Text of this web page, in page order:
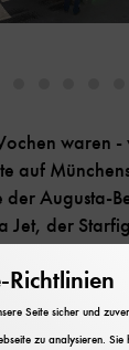
waren -
auf
Augusta-
Jet, der
Ju 52
die
wieder
Richtlinien
Seite sicher und
zu analysieren. Sie